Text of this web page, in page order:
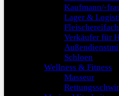
Kaufmann/-
Lager &
Verkäufer für
Schloen
Wellness & Fitness
Masseur